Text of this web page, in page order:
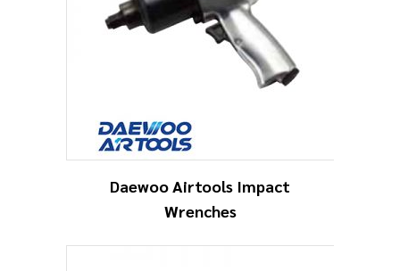
Daewoo Airtools Impact
Wrenches